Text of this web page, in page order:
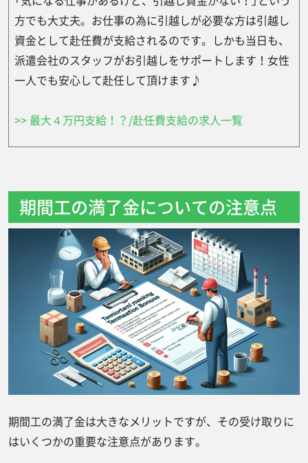
方でも大丈夫。お仕事の為に引越しが必要な方は引越し
資金として赴任費が支給されるのです。しかも当日も、
派遣会社のスタッフがお引越しをサポートします！女性
一人でも安心して赴任して頂けます♪
>> 最大４万円支給！？/赴任費支給の求人一覧
期間工の満了金についての注意点
期間工の満了金は大きなメリットですが、その受け取りに
はいくつかの重要な注意点があります。